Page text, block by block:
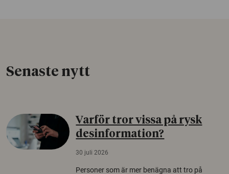
Senaste nytt
Varför tror vissa på rysk
desinformation?
30 juli 2026
Personer som är mer benägna att tro på